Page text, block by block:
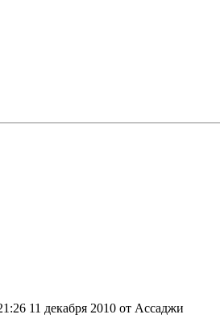
11 декабря 2010 от Ассаджи